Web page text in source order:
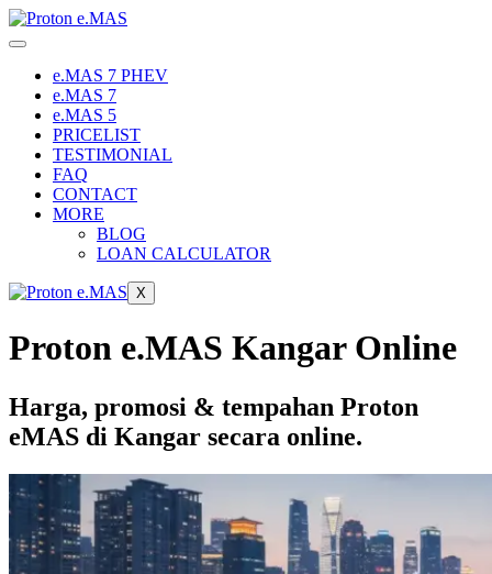
Skip
to
e.MAS 7 PHEV
e.MAS 7
e.MAS 5
PRICELIST
TESTIMONIAL
FAQ
CONTACT
MORE
BLOG
LOAN CALCULATOR
X
Proton e.MAS Kangar Online
Harga, promosi & tempahan Proton
eMAS di Kangar secara online.